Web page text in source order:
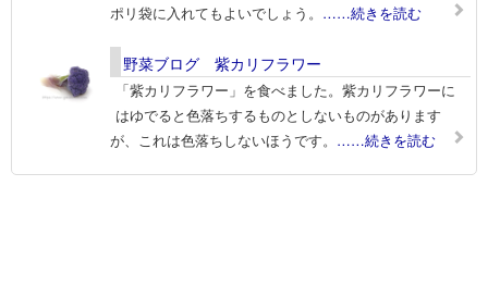
ポリ袋に入れてもよいでしょう。 ……続きを読む
野菜ブログ 紫カリフラワー
「紫カリフラワー」を食べました。紫カリフラワーに
はゆでると色落ちするものとしないものがあります
が、これは色落ちしないほうです。 ……続きを読む